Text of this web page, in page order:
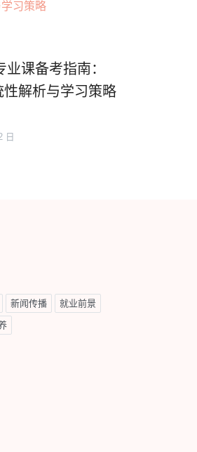
业课备考指南：
性解析与学习策略
日
新闻传播 就业前景